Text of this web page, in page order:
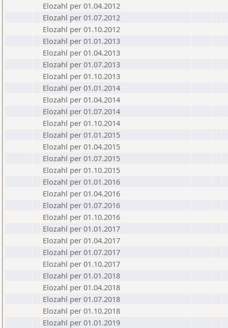
Elozahl per 01.04.2012
Elozahl per 01.07.2012
Elozahl per 01.10.2012
Elozahl per 01.01.2013
Elozahl per 01.04.2013
Elozahl per 01.07.2013
Elozahl per 01.10.2013
Elozahl per 01.01.2014
Elozahl per 01.04.2014
Elozahl per 01.07.2014
Elozahl per 01.10.2014
Elozahl per 01.01.2015
Elozahl per 01.04.2015
Elozahl per 01.07.2015
Elozahl per 01.10.2015
Elozahl per 01.01.2016
Elozahl per 01.04.2016
Elozahl per 01.07.2016
Elozahl per 01.10.2016
Elozahl per 01.01.2017
Elozahl per 01.04.2017
Elozahl per 01.07.2017
Elozahl per 01.10.2017
Elozahl per 01.01.2018
Elozahl per 01.04.2018
Elozahl per 01.07.2018
Elozahl per 01.10.2018
Elozahl per 01.01.2019